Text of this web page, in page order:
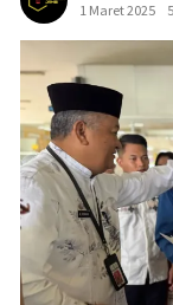
1 Maret 2025